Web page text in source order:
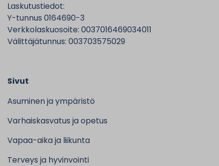
Laskutustiedot:
Y-tunnus 0164690-3
Verkkolaskuosoite: 0037016469034011
Välittäjätunnus: 003703575029
Sivut
Asuminen ja ympäristö
Varhaiskasvatus ja opetus
Vapaa-aika ja liikunta
Terveys ja hyvinvointi